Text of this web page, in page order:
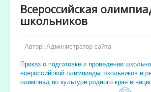
Всероссийская
школьников
Автор: Администратор сайта
Приказ о подготовке и проведении
всероссийской олимпиады школьников и
олимпиад по культуре родного края и